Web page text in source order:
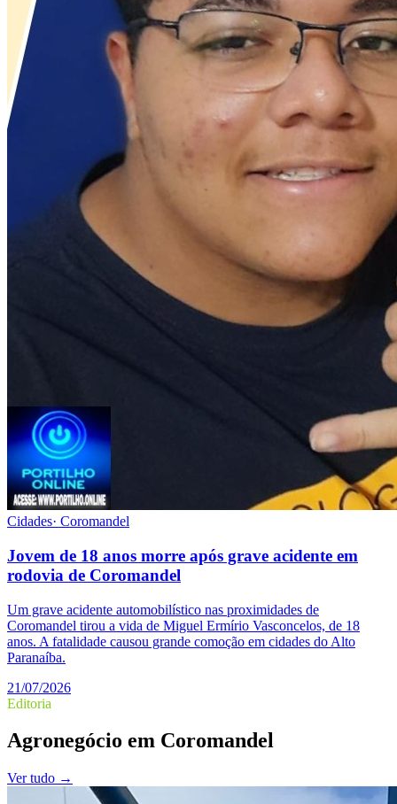
Cidades· Coromandel
Jovem de 18 anos morre após grave acidente em
rodovia de Coromandel
Um grave acidente automobilístico nas proximidades de
Coromandel tirou a vida de Miguel Ermírio Vasconcelos, de 18
anos. A fatalidade causou grande comoção em cidades do Alto
Paranaíba.
21/07/2026
Editoria
Agronegócio em Coromandel
Ver tudo →